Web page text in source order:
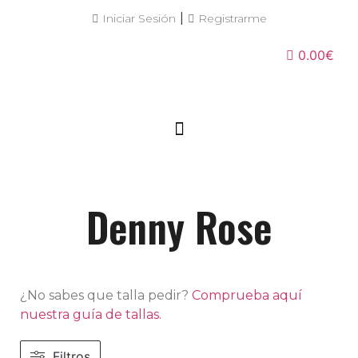
Iniciar Sesión Registrarme
0.00€
Denny Rose
¿No sabes que talla pedir? Comprueba aquí
nuestra guía de tallas.